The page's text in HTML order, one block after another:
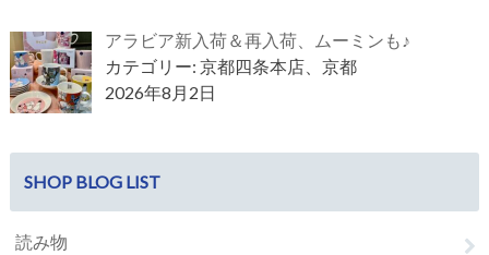
アラビア新入荷＆再入荷、ムーミンも♪
カテゴリー: 京都四条本店、京都
2026年8月2日
SHOP BLOG LIST
読み物